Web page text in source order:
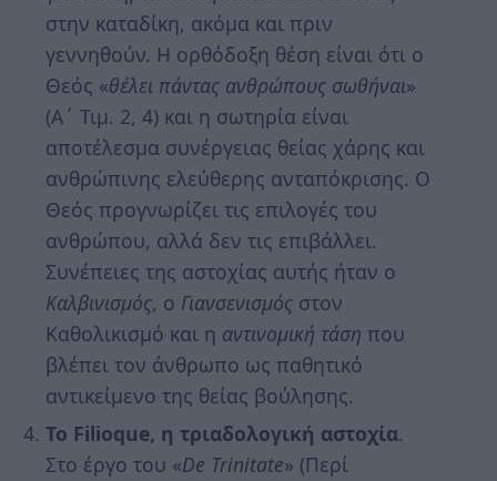
στην καταδίκη, ακόμα και πριν
γεννηθούν. Η ορθόδοξη θέση είναι ότι ο
Θεός «θέλει πάντας ανθρώπους σωθήναι»
(Α΄ Τιμ. 2, 4) και η σωτηρία είναι
αποτέλεσμα συνέργειας θείας χάρης και
ανθρώπινης ελεύθερης ανταπόκρισης. Ο
Θεός προγνωρίζει τις επιλογές του
ανθρώπου, αλλά δεν τις επιβάλλει.
Συνέπειες της αστοχίας αυτής ήταν ο
Καλβινισμός, ο Γιανσενισμός στον
Καθολικισμό και η αντινομική τάση που
βλέπει τον άνθρωπο ως παθητικό
αντικείμενο της θείας βούλησης.
Το Filioque, η τριαδολογική αστοχία.
Στο έργο του «De Trinitate» (Περί